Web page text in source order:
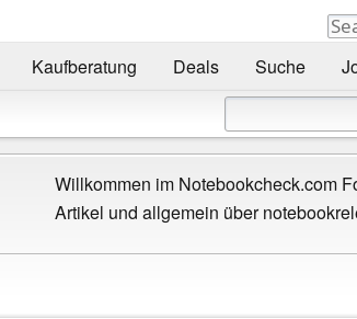
Kaufberatung Deals Suche
Willkommen im Notebookcheck.com
Artikel und allgemein über